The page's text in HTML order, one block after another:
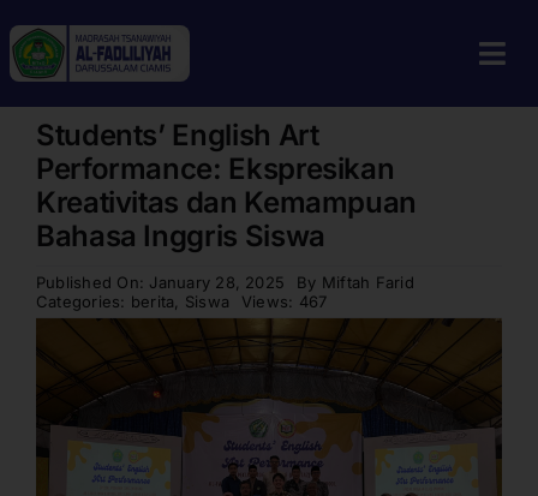
to
content
Home
Profil
Guru & Tenaga Kependidikan
Berita
Calon Siswa
Alumni
Galeri
Students’ English Art
Performance: Ekspresikan
Kreativitas dan Kemampuan
Bahasa Inggris Siswa
Published On: January 28, 2025 By Miftah Farid
Categories: berita Siswa Views: 467